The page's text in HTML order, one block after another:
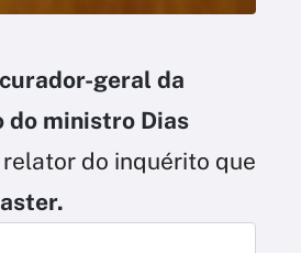
geral da
do ministro Dias
relator do inquérito que